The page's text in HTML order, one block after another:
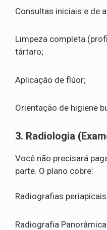
Consultas iniciais e de
Limpeza completa
tártaro;
Aplicação de flúor;
Orientação de higiene
3. Radiologia
Você não precisará
parte. O plano cobre:
Radiografias
Radiografia